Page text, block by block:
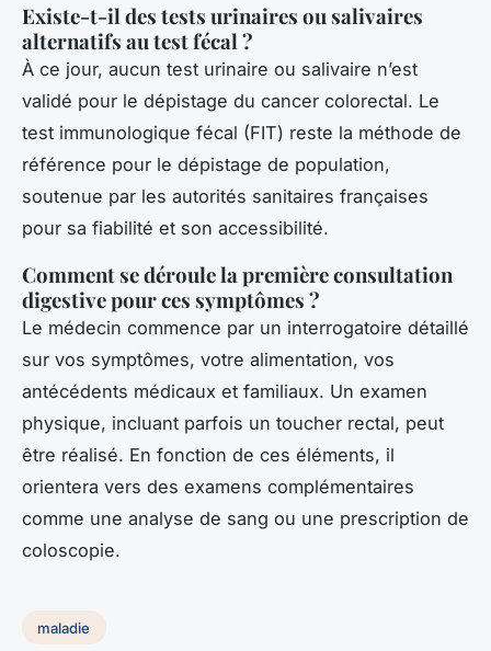
Existe-t-il des tests urinaires ou salivaires
alternatifs au test fécal ?
À ce jour, aucun test urinaire ou salivaire n’est
validé pour le dépistage du cancer colorectal. Le
test immunologique fécal (FIT) reste la méthode de
référence pour le dépistage de population,
soutenue par les autorités sanitaires françaises
pour sa fiabilité et son accessibilité.
Comment se déroule la première consultation
digestive pour ces symptômes ?
Le médecin commence par un interrogatoire détaillé
sur vos symptômes, votre alimentation, vos
antécédents médicaux et familiaux. Un examen
physique, incluant parfois un toucher rectal, peut
être réalisé. En fonction de ces éléments, il
orientera vers des examens complémentaires
comme une analyse de sang ou une prescription de
coloscopie.
maladie